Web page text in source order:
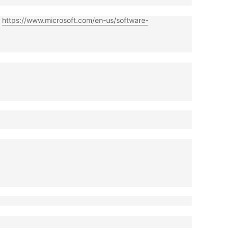
https://www.microsoft.com/en-us/software-